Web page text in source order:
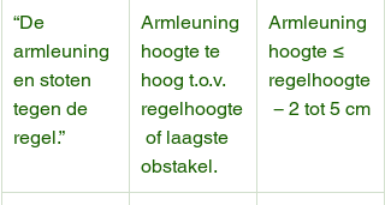
“De
armleuning
en stoten
tegen de
regel.”
Armleuning
hoogte te
hoog t.o.v.
regelhoogte
of laagste
obstakel.
Armleuning
hoogte ≤
regelhoogte
− 2 tot 5 cm